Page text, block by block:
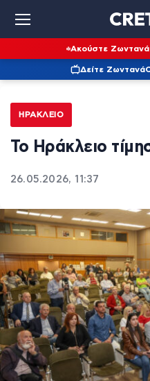
Ακούστε Ζωντανά
Δείτε Ζωντανά
ΗΡΆΚΛΕΙΟ
Το Ηράκλειο
26.05.2026, 11:37